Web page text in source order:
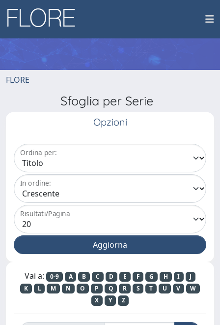
FLORE
Sfoglia per Serie
Opzioni
Ordina per:
In ordine:
Risultati/Pagina
Vai a: 0-9 A B C D E F G H I
J
K
L M N O P Q R S T U V
W
X
Y Z